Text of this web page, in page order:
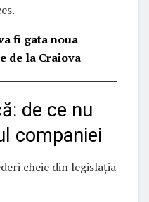
fi gata noua
de la Craiova
de ce nu
companiei
cheie din legislația